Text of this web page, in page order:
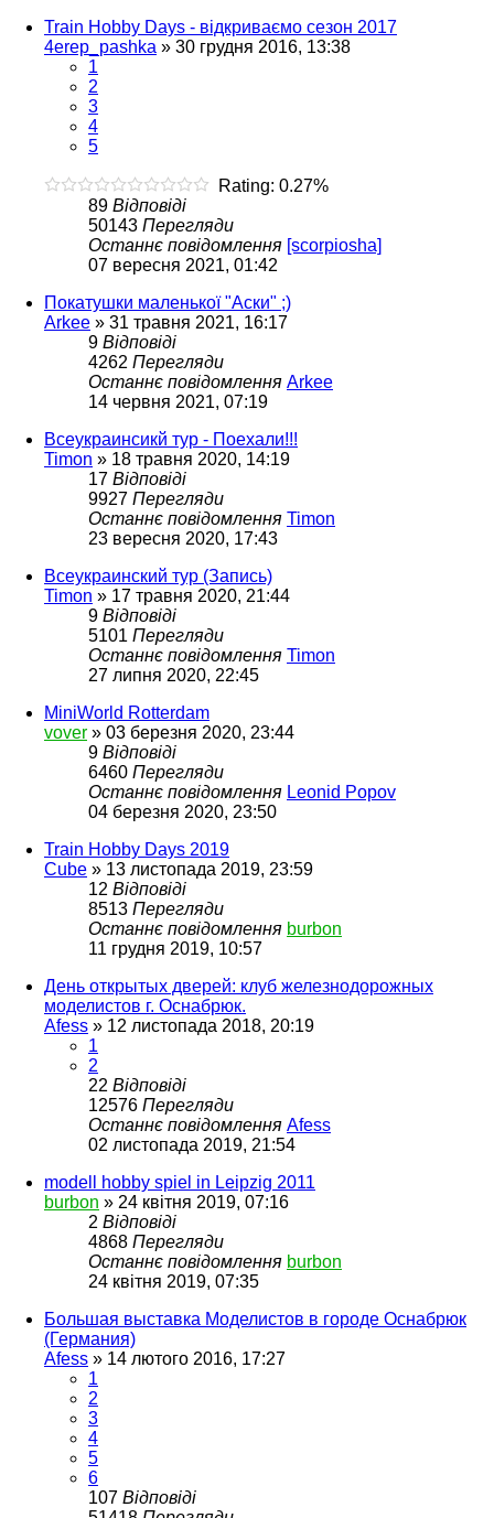
Train Hobby Days - відкриваємо сезон 2017
4erep_pashka » 30 грудня 2016, 13:38
1
2
3
4
5
Rating: 0.27%
89 Відповіді
50143 Перегляди
Останнє повідомлення [scorpiosha]
07 вересня 2021, 01:42
Покатушки маленької "Аски" ;)
Arkee » 31 травня 2021, 16:17
9 Відповіді
4262 Перегляди
Останнє повідомлення Arkee
14 червня 2021, 07:19
Всеукраинсикй тур - Поехали!!!
Timon » 18 травня 2020, 14:19
17 Відповіді
9927 Перегляди
Останнє повідомлення Timon
23 вересня 2020, 17:43
Всеукраинский тур (Запись)
Timon » 17 травня 2020, 21:44
9 Відповіді
5101 Перегляди
Останнє повідомлення Timon
27 липня 2020, 22:45
MiniWorld Rotterdam
vover » 03 березня 2020, 23:44
9 Відповіді
6460 Перегляди
Останнє повідомлення Leonid Popov
04 березня 2020, 23:50
Train Hobby Days 2019
Cube » 13 листопада 2019, 23:59
12 Відповіді
8513 Перегляди
Останнє повідомлення burbon
11 грудня 2019, 10:57
День открытых дверей: клуб железнодорожных
моделистов г. Оснабрюк.
Afess » 12 листопада 2018, 20:19
1
2
22 Відповіді
12576 Перегляди
Останнє повідомлення Afess
02 листопада 2019, 21:54
modell hobby spiel in Leipzig 2011
burbon » 24 квітня 2019, 07:16
2 Відповіді
4868 Перегляди
Останнє повідомлення burbon
24 квітня 2019, 07:35
Большая выставка Моделистов в городе Оснабрюк
(Германия)
Afess » 14 лютого 2016, 17:27
1
2
3
4
5
6
107 Відповіді